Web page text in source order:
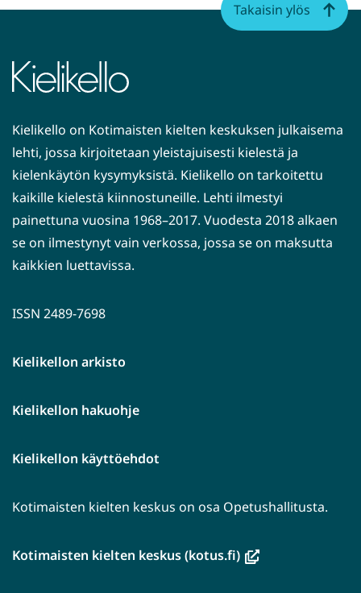
Kielikello on Kotimaisten kielten keskuksen julkaisema
lehti, jossa kirjoitetaan yleistajuisesti kielestä ja
kielenkäytön kysymyksistä. Kielikello on tarkoitettu
kaikille kielestä kiinnostuneille. Lehti ilmestyi
painettuna vuosina 1968–2017. Vuodesta 2018 alkaen
se on ilmestynyt vain verkossa, jossa se on maksutta
kaikkien luettavissa.
ISSN 2489-7698
Kielikellon arkisto
Kielikellon hakuohje
Kielikellon käyttöehdot
Kotimaisten kielten keskus on osa Opetushallitusta.
Kotimaisten kielten keskus (kotus.fi)(avautuu
Takaisin ylös